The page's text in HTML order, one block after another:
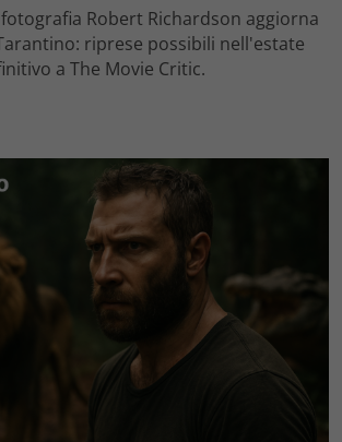
Robert Richardson aggiorna
riprese possibili nell'estate
a The Movie Critic.